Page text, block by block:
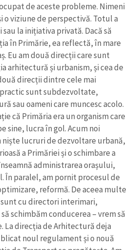
de aceste probleme. Nimeni
o viziune de perspectivă. Totul a
la inițiativa privată. Dacă să
în Primărie, ea reflectă, în mare
Eu am două direcții care sunt
arhitectură și urbanism, și cea de
direcții dintre cele mai
sunt subdezvoltate,
sau oameni care muncesc acolo.
că Primăria era un organism care
sine, lucra în gol. Acum noi
niște lucruri de dezvoltare urbană,
a Primăriei și o schimbare a
administrarea orașului,
În paralel, am pornit procesul de
reformă. De aceea multe
cu directori interimari,
schimbăm conducerea – vrem să
direcția de Arhitectură deja
noul regulament și o nouă